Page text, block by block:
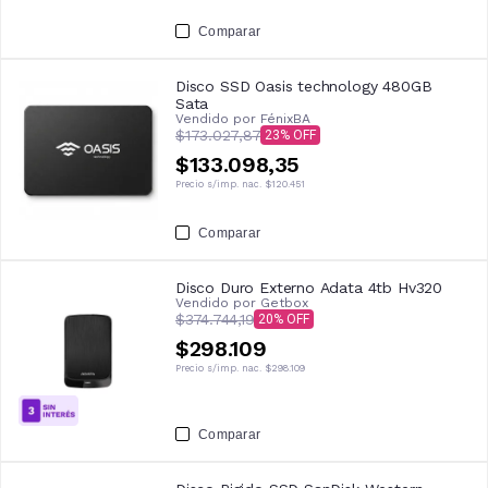
Comparar
Disco SSD Oasis technology 480GB
Sata
Vendido por FénixBA
$173.027,87 23
$133.098,35
Precio s/imp. nac. $120.451
Comparar
Disco Duro Externo Adata 4tb Hv320
Vendido por Getbox
$374.744,19 20
$298.109
Precio s/imp. nac. $298.109
Comparar